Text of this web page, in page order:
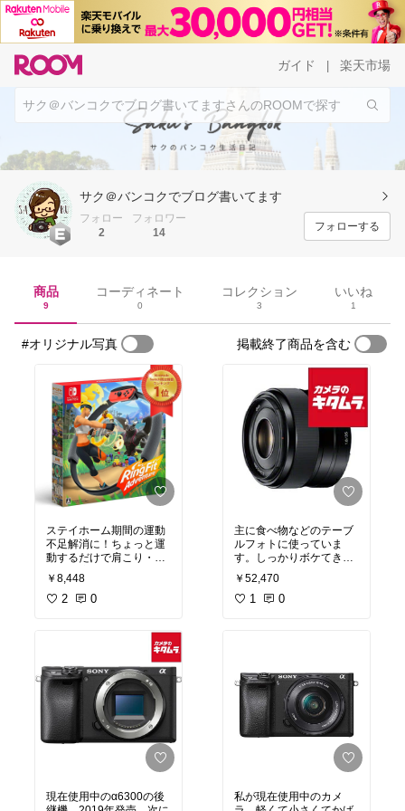
ガイド 楽天市場
サク＠バンコクでブログ書いてます
フォロー
2
フォロワー
14
フォローする
商品
9
コーディネート
0
コレクション
3
いいね
1
#オリジナル写真 掲載終了商品を含む
ステイホーム期間の運動
不足解消に！ちょっと運
動するだけで肩こり・腰
痛の頻度が激減しまし
た。私のおすすめ！
￥8,448
2 0
現在使用中のα6300の後
主に食べ物などのテーブ
ルフォトに使っていま
す。しっかりボケてきれ
い。レンズ自体も小さい
ので、持ち歩きに便利で
す。いつもカメラにつけ
￥52,470
1 0
私が現在使用中のカメ